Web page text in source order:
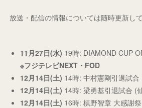
放送・配信の情報については随時更新して
11月27日(水) 19時: DIAMOND CUP
※フジテレビNEXT・FOD
12月14日(土) 14時: 中村憲剛引退試
12月14日(土) 14時: 梁勇基引退試合 (
12月14日(土) 16時: 槙野智章 大感謝